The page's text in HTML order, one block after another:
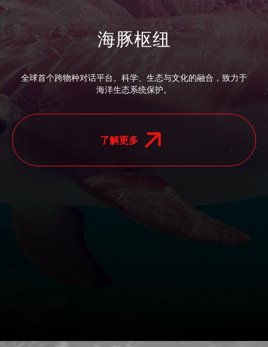
海豚枢纽
全球首个跨物种对话平台。科学、生态与文化的融合，致力于
海洋生态系统保护。
了解更多